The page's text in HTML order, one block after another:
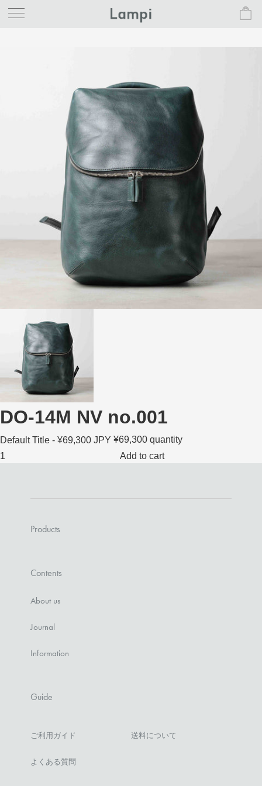
DO-14M NV no.001
¥69,300 quantity
Add to cart
Products
Contents
About us
Journal
Information
Guide
ご利用ガイド 送料について
よくある質問